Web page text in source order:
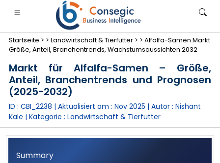
Finanzdienstleistungen und Versicherungen
• Konsumgüter
• Fallstudien
Startseite > > Landwirtschaft & Tierfutter > > Alfalfa-Samen Markt
Größe, Anteil, Branchentrends, Wachstumsaussichten 2032
Markt für Alfalfa-Samen – Größe,
Anteil, Branchentrends und Prognosen
(2025-2032)
ID : CBI_2238 | Aktualisiert am : Nov 2025 | Autor : Nishant
Kale | Kategorie : Landwirtschaft & Tierfutter
Summary